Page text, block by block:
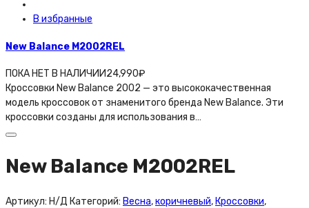
В избранные
New Balance M2002REL
ПОКА НЕТ В НАЛИЧИИ24,990₽
Кроссовки New Balance 2002 — это высококачественная
модель кроссовок от знаменитого бренда New Balance. Эти
кроссовки созданы для использования в…
New Balance M2002REL
Артикул: Н/Д Категорий: Весна,коричневый, Кроссовки,